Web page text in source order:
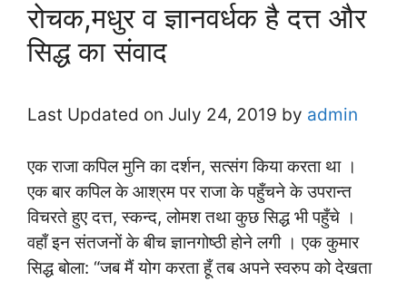
रोचक,मधुर व ज्ञानवर्धक है दत्त और
सिद्ध का संवाद
Last Updated on July 24, 2019 by admin
एक राजा कपिल मुनि का दर्शन, सत्संग किया करता था ।
एक बार कपिल के आश्रम पर राजा के पहुँचने के उपरान्त
विचरते हुए दत्त, स्कन्द, लोमश तथा कुछ सिद्ध भी पहुँचे ।
वहाँ इन संतजनों के बीच ज्ञानगोष्ठी होने लगी । एक कुमार
सिद्ध बोला: “जब मैं योग करता हूँ तब अपने स्वरुप को देखता